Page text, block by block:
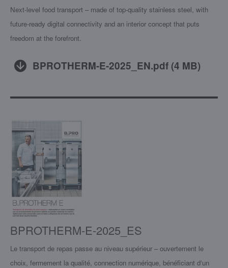
Next-level food transport – made of top-quality stainless steel, with
future-ready digital connectivity and an interior concept that puts
freedom at the forefront.
BPROTHERM-E-2025_EN.pdf (4 MB)
BPROTHERM-E-2025_ES
Le transport de repas passe au niveau supérieur – ouvertement le
choix, fermement la qualité, connection numérique, bénéficiant d‘un